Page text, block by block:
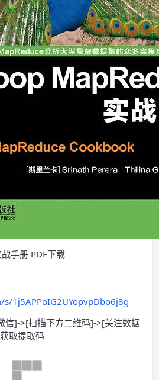
手册 PDF下载
1j5APPoIG2UYopvpDbo6j8g
信]->[扫描下方二维码]->[关注数据
取提取码